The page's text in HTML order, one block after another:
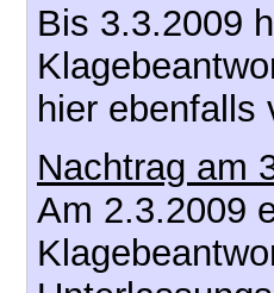
Bis 3.3.2009
hier ebenfalls
Nachtrag am
Am 2.3.2009